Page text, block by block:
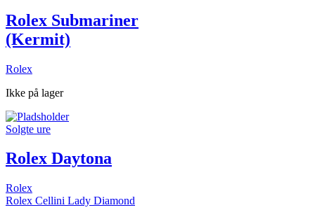
Rolex Submariner
(Kermit)
Rolex
Ikke på lager
Solgte ure
Rolex Daytona
Rolex
Rolex Cellini Lady Diamond